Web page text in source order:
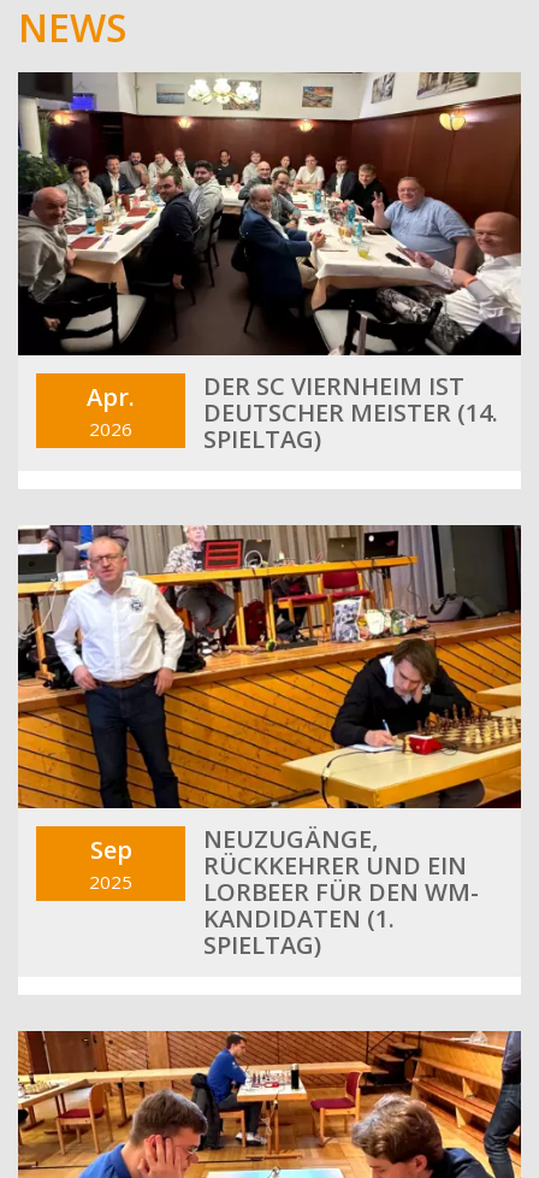
NEWS
Apr.
2026
DER SC VIERNHEIM IST
DEUTSCHER MEISTER (14.
SPIELTAG)
Sep
2025
NEUZUGÄNGE,
RÜCKKEHRER UND EIN
LORBEER FÜR DEN WM-
KANDIDATEN (1.
SPIELTAG)